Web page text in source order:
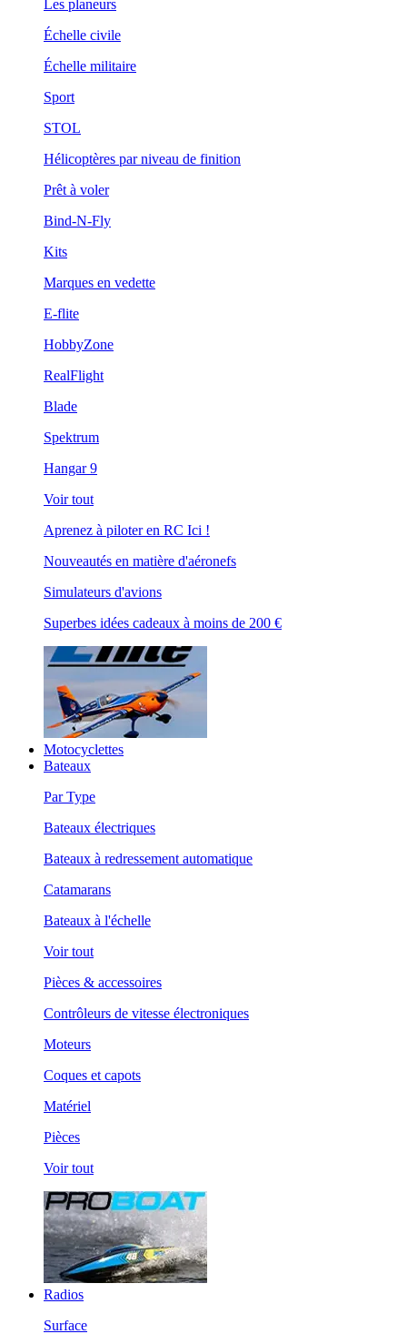
Les planeurs
Échelle civile
Échelle militaire
Sport
STOL
Hélicoptères par niveau de finition
Prêt à voler
Bind-N-Fly
Kits
Marques en vedette
E-flite
HobbyZone
RealFlight
Blade
Spektrum
Hangar 9
Voir tout
Aprenez à piloter en RC Ici !
Nouveautés en matière d'aéronefs
Simulateurs d'avions
Superbes idées cadeaux à moins de 200 €
Motocyclettes
Bateaux
Par Type
Bateaux électriques
Bateaux à redressement automatique
Catamarans
Bateaux à l'échelle
Voir tout
Pièces & accessoires
Contrôleurs de vitesse électroniques
Moteurs
Coques et capots
Matériel
Pièces
Voir tout
Radios
Surface